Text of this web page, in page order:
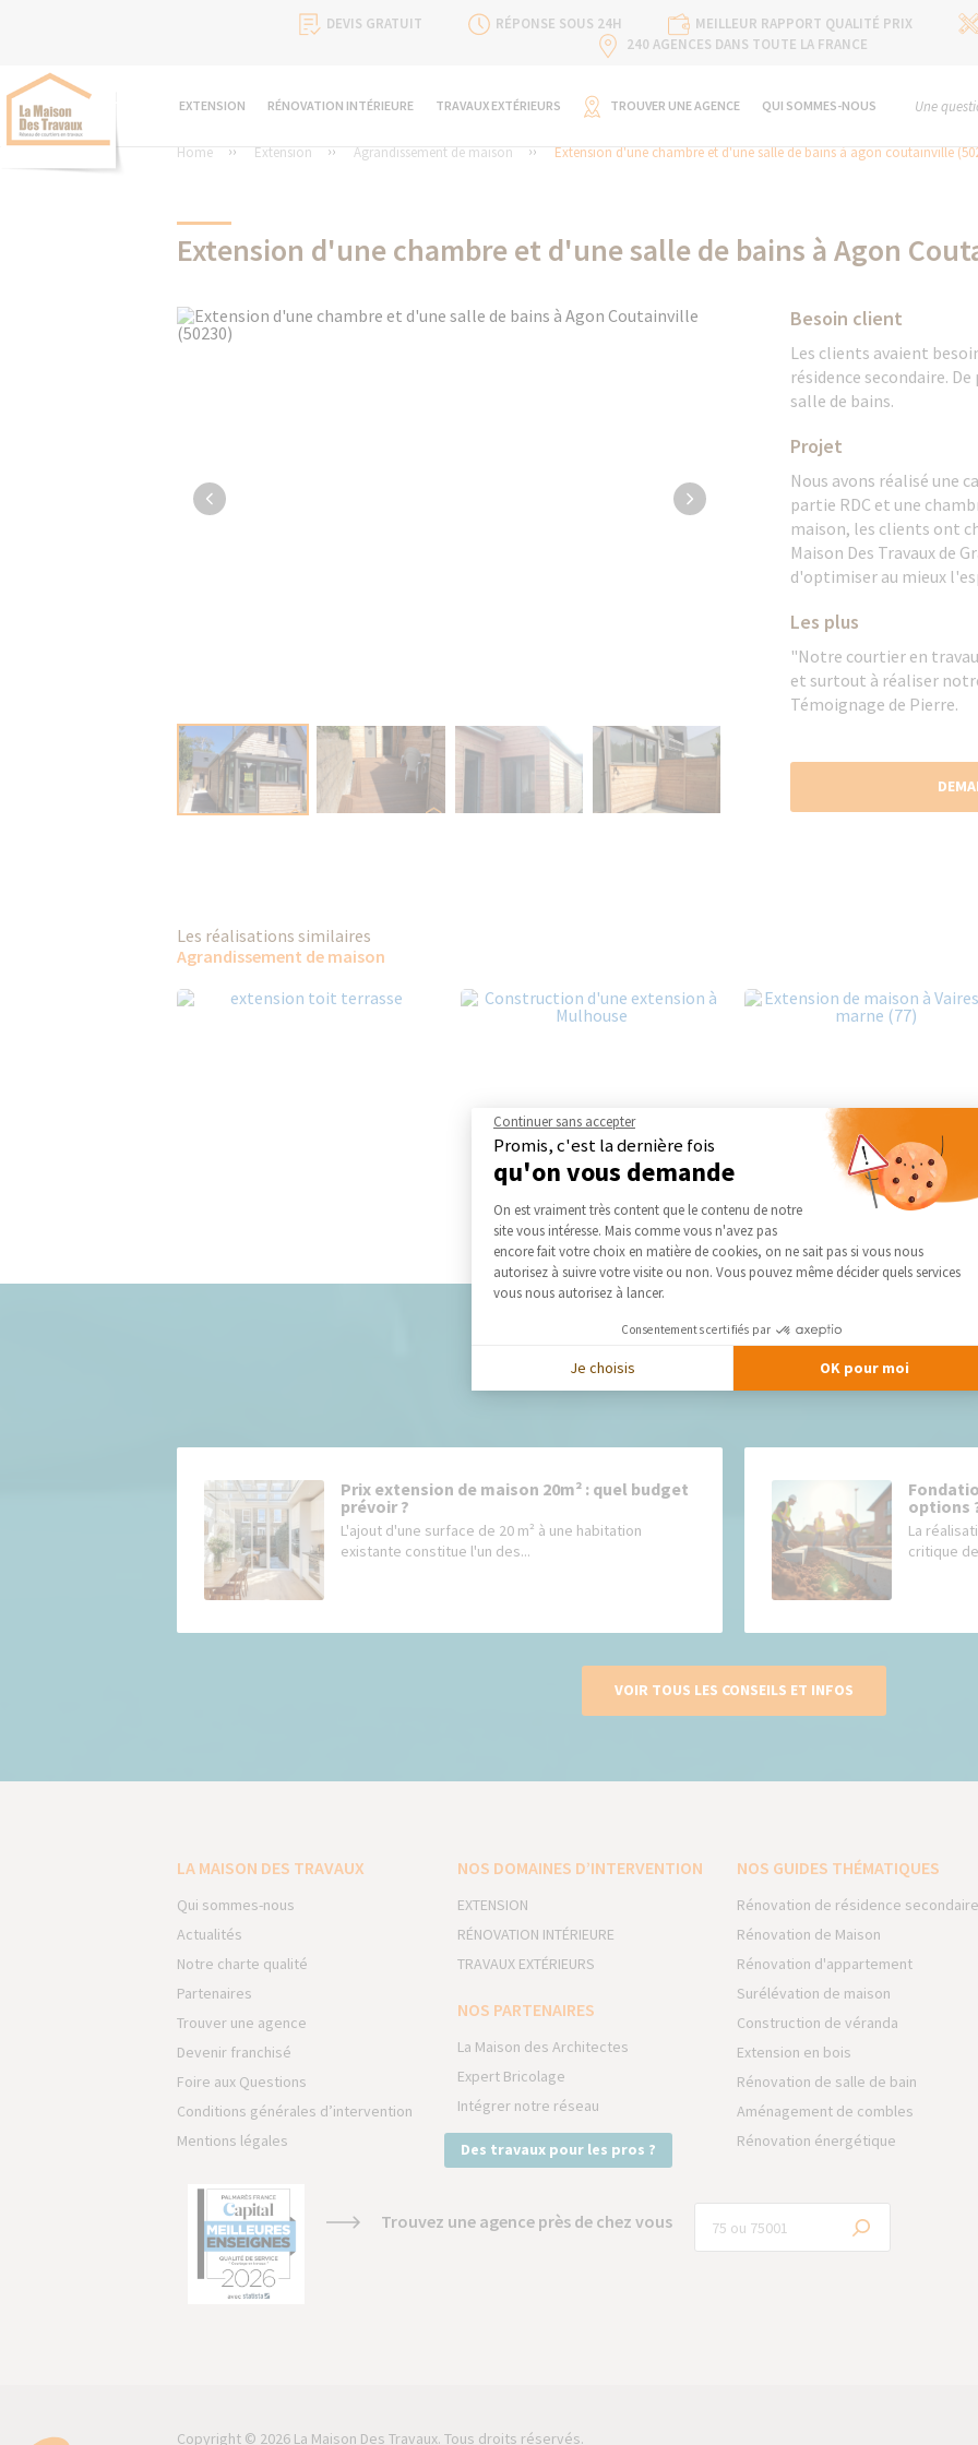
DEVIS GRATUIT RÉPONSE SOUS 24H MEILLEUR RAPPORT QUALITÉ PRIX
240 AGENCES DANS TOUTE LA FRANCE
EXTENSION RÉNOVATION INTÉRIEURE TRAVAUX EXTÉRIEURS TROUVER UNE AGENCE QUI SOMMES-NOUS Une
Home Extension Agrandissement de maison Extension d'une chambre et d'une salle de bains à agon coutainville
Extension d'une chambre et d'une salle de bains à Agon
Besoin client
Les clients avaient
résidence secondaire.
salle de bains.
Projet
Nous avons réalisé une
partie RDC et une
maison, les clients ont
Maison Des Travaux de
d'optimiser au mieux
Les plus
"Notre courtier en
et surtout à réaliser
Témoignage de Pierre.
Les réalisations similaires
Agrandissement de maison
Nos derniers conseils et actus
Prix extension de maison 20m² : quel budget
prévoir ?
L'ajout d'une surface de 20 m² à une habitation
existante constitue l'un des...
options
La
critique
VOIR TOUS LES CONSEILS ET INFOS
LA MAISON DES TRAVAUX
Qui sommes-nous
Actualités
Notre charte qualité
Partenaires
Trouver une agence
Devenir franchisé
Foire aux Questions
Conditions générales d’intervention
Mentions légales
NOS DOMAINES D’INTERVENTION
EXTENSION
RÉNOVATION INTÉRIEURE
TRAVAUX EXTÉRIEURS
NOS PARTENAIRES
La Maison des Architectes
Expert Bricolage
Intégrer notre réseau
Des travaux pour les pros ?
NOS GUIDES THÉMATIQUES
Rénovation de résidence secondaire
Rénovation de Maison
Rénovation d'appartement
Surélévation de maison
Construction de véranda
Extension en bois
Rénovation de salle de bain
Aménagement de combles
Rénovation énergétique
Trouvez une agence près de chez vous
Copyright © 2026 La Maison Des Travaux. Tous droits réservés.
Continuer sans accepter
Promis, c'est la dernière fois
qu'on vous demande
Plateforme de Gestion du Consentement :
On est vraiment très content que le contenu de notre
site vous intéresse. Mais comme vous n'avez pas
encore fait votre choix en matière de cookies, on ne sait pas si vous nous
autorisez à suivre votre visite ou non. Vous pouvez même décider quels services
vous nous autorisez à lancer.
Consentements certifiés par
Je choisis OK pour moi
Axeptio consent